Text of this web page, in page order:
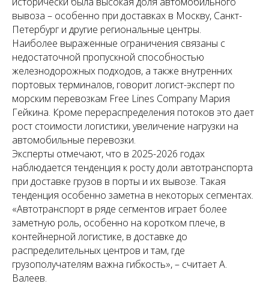
вывоза – особенно при доставках в Москву, Санкт-
Петербург и другие региональные центры.
Наиболее выраженные ограничения связаны с
недостаточной пропускной способностью
железнодорожных подходов, а также внутренних
портовых терминалов, говорит логист-эксперт по
морским перевозкам Free Lines Company Мария
Гейкина. Кроме перераспределения потоков это дает
рост стоимости логистики, увеличение нагрузки на
автомобильные перевозки.
Эксперты отмечают, что в 2025-2026 годах
наблюдается тенденция к росту доли автотранспорта
при доставке грузов в порты и их вывозе. Такая
тенденция особенно заметна в некоторых сегментах.
«Автотранспорт в ряде сегментов играет более
заметную роль, особенно на коротком плече, в
контейнерной логистике, в доставке до
распределительных центров и там, где
грузополучателям важна гибкость», – считает А.
Валеев.